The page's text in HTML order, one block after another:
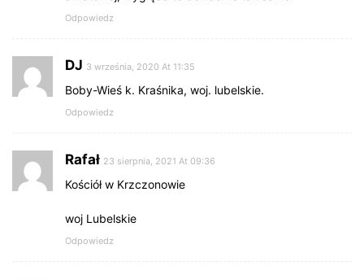
Odpowiedz
DJ 3 września, 2020 At 11:35
Boby-Wieś k. Kraśnika, woj. lubelskie.
Odpowiedz
Rafał 23 sierpnia, 2021 At 09:36
Kościół w Krzczonowie
woj Lubelskie
Odpowiedz